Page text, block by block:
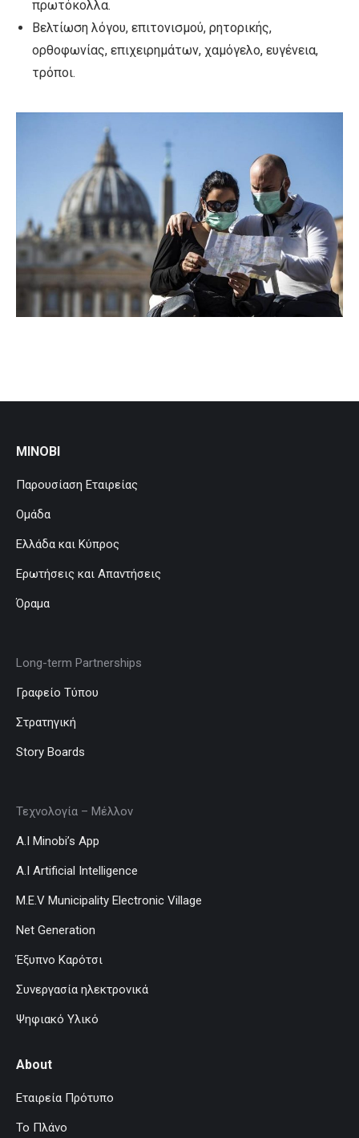
πρωτόκολλα.
Βελτίωση λόγου, επιτονισμού, ρητορικής,
ορθοφωνίας, επιχειρημάτων, χαμόγελο, ευγένεια,
τρόποι.
MINOBI
Παρουσίαση Εταιρείας
Ομάδα
Ελλάδα και Κύπρος
Ερωτήσεις και Απαντήσεις
Όραμα
Long-term Partnerships
Γραφείο Τύπου
Στρατηγική
Story Boards
Τεχνολογία – Μέλλον
A.I Minobi’s App
A.I Artificial Intelligence
M.E.V Municipality Electronic Village
Net Generation
Έξυπνο Καρότσι
Συνεργασία ηλεκτρονικά
Ψηφιακό Υλικό
About
Εταιρεία Πρότυπο
Το Πλάνο